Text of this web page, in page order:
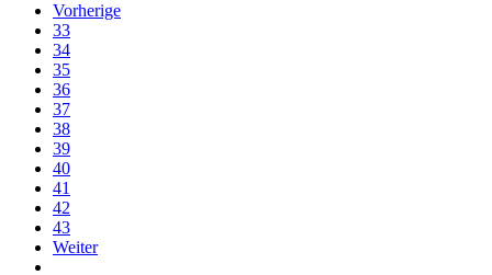
Vorherige
33
34
35
36
37
38
39
40
41
42
43
Weiter